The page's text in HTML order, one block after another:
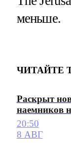
меньше.
ЧИТАЙТЕ
Раскрыт
наемников
20:50
8 АВГ